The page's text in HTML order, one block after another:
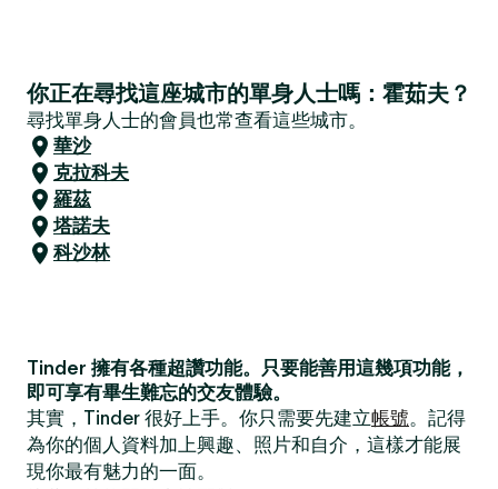
你正在尋找這座城市的單身人士嗎：霍茹夫？
尋找單身人士的會員也常查看這些城市。
華沙
克拉科夫
羅茲
塔諾夫
科沙林
Tinder 擁有各種超讚功能。只要能善用這幾項功能，
即可享有畢生難忘的交友體驗。
其實，Tinder 很好上手。你只需要先建立帳號。記得
為你的個人資料加上興趣、照片和自介，這樣才能展
現你最有魅力的一面。